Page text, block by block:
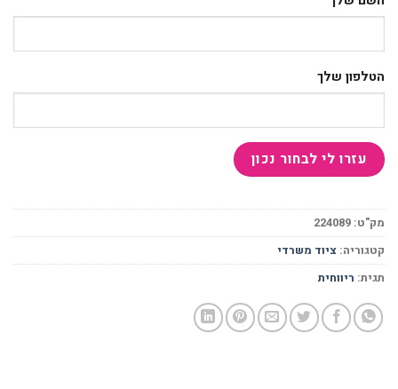
הטלפון שלך
מק"ט:224089
קטגוריה:ציוד משרדי
תגית:ריווחית